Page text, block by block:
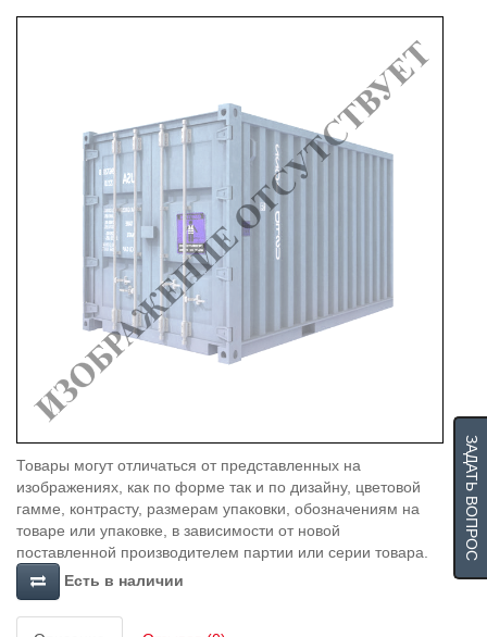
Товары могут отличаться от представленных на
изображениях, как по форме так и по дизайну, цветовой
гамме, контрасту, размерам упаковки, обозначениям на
товаре или упаковке, в зависимости от новой
поставленной производителем партии или серии товара.
Есть в наличии
ЗАДАТЬ ВОПРОС